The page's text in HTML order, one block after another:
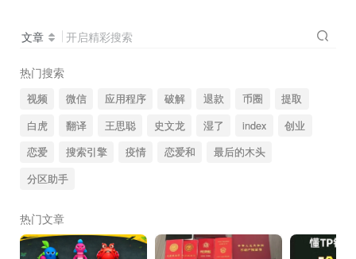
文章 开启精彩搜索
热门搜索
视频 微信 应用程序 破解 退款 币圈
提取
白虎
翻译 王思聪 史文龙 湿了 index
创业
恋爱
搜索引擎 疫情 恋爱和
最后的木头
分区助手
热门文章